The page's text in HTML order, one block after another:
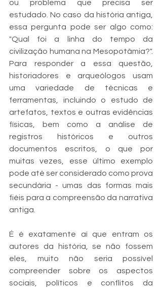
ou problema que precisa ser
estudado. No caso da história antiga,
essa pergunta pode ser algo como:
"Qual foi a linha do tempo da
civilização humana na Mesopotâmia?".
Para responder a essa questão,
historiadores e arqueólogos usam
uma variedade de técnicas e
ferramentas, incluindo o estudo de
artefatos, textos e outras evidências
físicas, bem como a análise de
registros históricos e outros
documentos escritos, o que por
muitas vezes, esse último exemplo
pode até ser considerado como prova
secundária - umas das formas mais
fiéis para a compreensão da narrativa
antiga.
É é exatamente aí que entram os
autores da história, se não fossem
eles, muito não seria possível
compreender sobre os aspectos
sociais, políticos e conflitos da